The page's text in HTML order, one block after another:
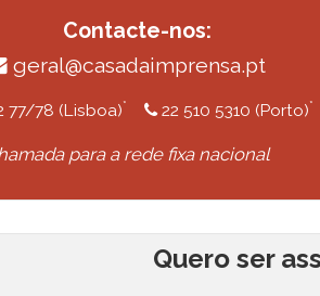
Contacte-nos:
geral@casadaimprensa.pt
77/78 (Lisboa)* 22 510 5310 (Porto)*
para a rede fixa nacional
Quero ser